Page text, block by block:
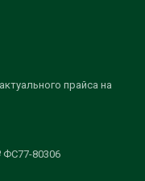
прайса на
80306